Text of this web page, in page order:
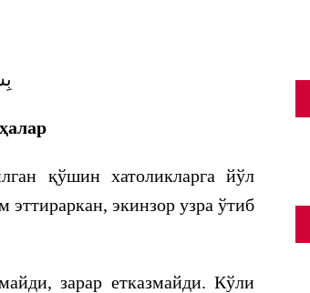
қўшин хатоликларга йўл
экинзор узра ўтиб
зарар етказмайди. Кўли